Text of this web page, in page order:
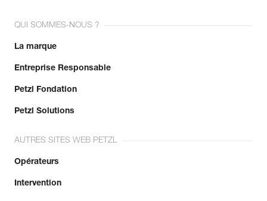
QUI SOMMES-NOUS ?
La marque
Entreprise Responsable
Petzl Fondation
Petzl Solutions
AUTRES SITES WEB PETZL
Opérateurs
Intervention